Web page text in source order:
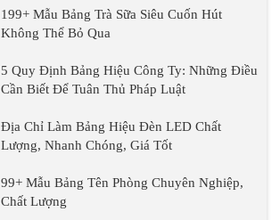
199+ Mẫu Bảng Trà Sữa Siêu Cuốn Hút
Không Thể Bỏ Qua
5 Quy Định Bảng Hiệu Công Ty: Những Điều
Cần Biết Để Tuân Thủ Pháp Luật
Địa Chỉ Làm Bảng Hiệu Đèn LED Chất
Lượng, Nhanh Chóng, Giá Tốt
99+ Mẫu Bảng Tên Phòng Chuyên Nghiệp,
Chất Lượng